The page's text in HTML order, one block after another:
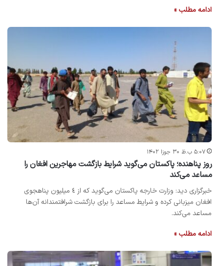
ادامه مطلب »
۵:۰۷ ب.ظ ۳۰ جوزا ۱۴۰۲
روز پناهنده؛ پاکستان می‌گوید شرایط بازگشت مهاجرین افغان را
مساعد می‌کند
خبرگزاری دید: وزارت خارجه پاکستان می‌گوید که از ٤ میلیون پناهجوی
افغان میزبانی کرده و شرایط مساعد را برای بازگشت شرافتمندانه آن‌ها
مساعد می‌کند.
ادامه مطلب »